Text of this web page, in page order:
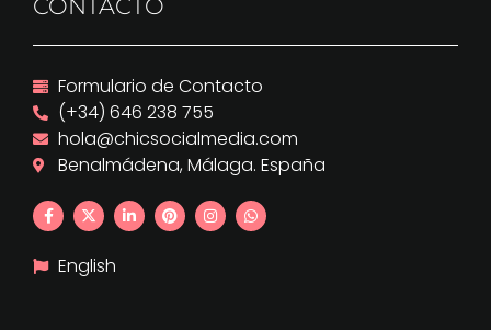
CONTACTO
Formulario de Contacto
(+34) 646 238 755
hola@chicsocialmedia.com
Benalmádena, Málaga. España
English